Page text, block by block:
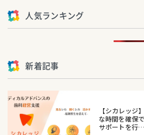
人気ランキング
新着記事
【シカレッジ
な時間を確保
サポートを行